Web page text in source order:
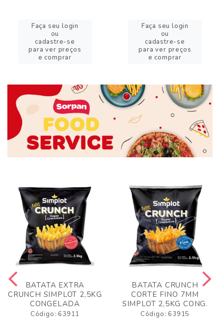
Faça seu login
ou
cadastre-se
para ver preços
e comprar
Faça seu login
ou
cadastre-se
para ver preços
e comprar
BATATA EXTRA
CRUNCH SIMPLOT 2,5KG
CONGELADA
Código: 63911
BATATA CRUNCH
CORTE FINO 7MM
SIMPLOT 2,5KG CONG.
Código: 63915